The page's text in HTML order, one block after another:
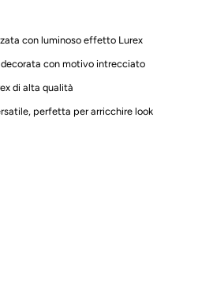
con luminoso effetto Lurex
con motivo intrecciato
di alta qualità
perfetta per arricchire look